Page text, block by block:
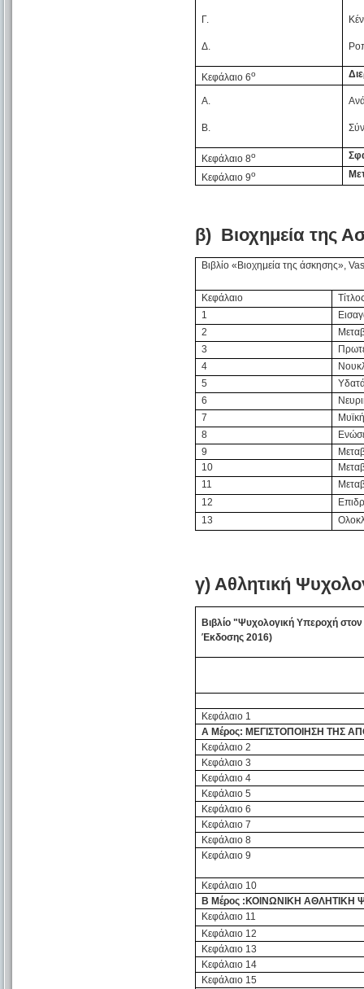
Γ.
Δ.
Κεφάλαιο 6ο
Α.
Β.
Κεφάλαιο 8ο
Κεφάλαιο 9ο
β) Βιοχημεία της
Βιβλίο «Βιοχημεία της άσκησης»,
Κεφάλαιο
1
2
3
4
5
6
7
8
9
10
11
12
13
γ) Αθλητική
Βιβλίο "Ψυχολογική Υπεροχή
Έκδοσης 2016)
Κεφάλαιο 1
Α Μέρος: ΜΕΓΙΣΤΟΠΟΙΗΣΗ ΤΗΣ
Κεφάλαιο 2
Κεφάλαιο 3
Κεφάλαιο 4
Κεφάλαιο 5
Κεφάλαιο 6
Κεφάλαιο 7
Κεφάλαιο 8
Κεφάλαιο 9
Κεφάλαιο 10
Β Μέρος :ΚΟΙΝΩΝΙΚΗ ΑΘΛΗΤΙΚΗ
Κεφάλαιο 11
Κεφάλαιο 12
Κεφάλαιο 13
Κεφάλαιο 14
Κεφάλαιο 15